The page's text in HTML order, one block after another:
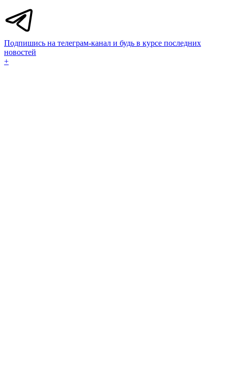
Подпишись на телеграм-канал и будь в курсе последних
новостей
+